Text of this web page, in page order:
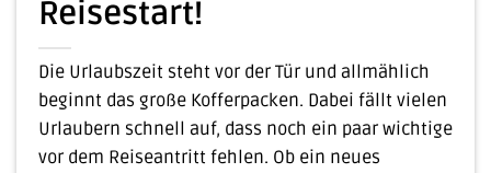
Reisestart!
Die Urlaubszeit steht vor der Tür und allmählich
beginnt das große Kofferpacken. Dabei fällt vielen
Urlaubern schnell auf, dass noch ein paar wichtige
vor dem Reiseantritt fehlen. Ob ein neues